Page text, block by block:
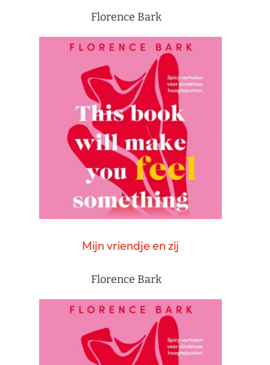
Florence Bark
Mijn vriendje en zij
Florence Bark